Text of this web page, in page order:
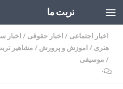
تربت ما
اخبار اجتماعی / اخبار حقوقی / اخبار
هنری / اموزش و پرورش / مشاهیر
/ موسیقی
۰